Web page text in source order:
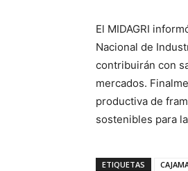
El MIDAGRI
Nacional de
contribuirán con
mercados.
productiva de
sostenibles para
ETIQUETAS